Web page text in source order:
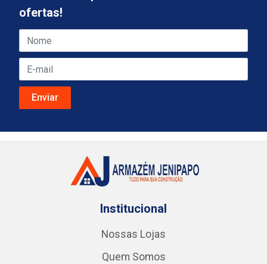
ofertas!
Institucional
Nossas Lojas
Quem Somos